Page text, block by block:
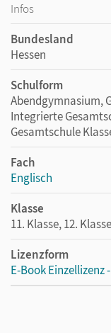
Infos
Bundesland
Hessen
Schulform
Abendgymnasium,
Integrierte
Gesamtschule
Fach
Englisch
Klasse
11. Klasse, 12.
Lizenzform
E-Book Einzellizenz